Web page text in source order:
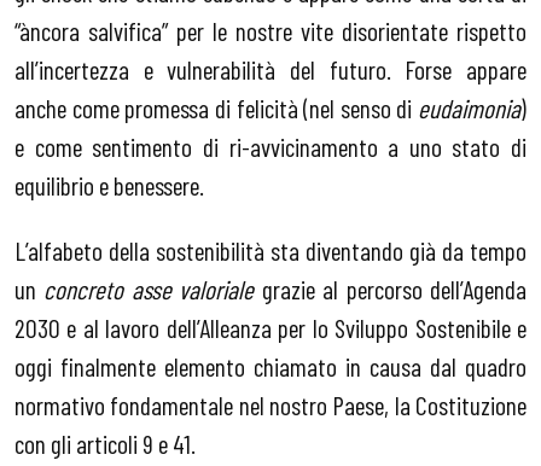
“àncora salvifica” per le nostre vite disorientate rispetto
all’incertezza e vulnerabilità del futuro. Forse appare
anche come promessa di felicità (nel senso di eudaimonia)
e come sentimento di ri-avvicinamento a uno stato di
equilibrio e benessere.
L’alfabeto della sostenibilità sta diventando già da tempo
un concreto asse valorialegrazie al percorso dell’Agenda
2030 e al lavoro dell’Alleanza per lo Sviluppo Sostenibile e
oggi finalmente elemento chiamato in causa dal quadro
normativo fondamentale nel nostro Paese, la Costituzione
con gli articoli 9 e 41.